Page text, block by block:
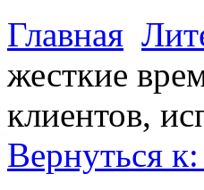
Главная
жесткие
клиентов,
Вернуться